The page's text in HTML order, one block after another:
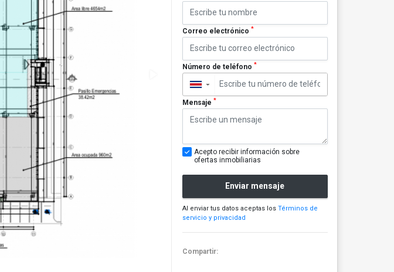
Correo electrónico *
Número de teléfono *
▼
Mensaje *
Acepto recibir información sobre
ofertas inmobiliarias
Enviar mensaje
Al enviar tus datos aceptas los Términos de
servicio y privacidad
Compartir: